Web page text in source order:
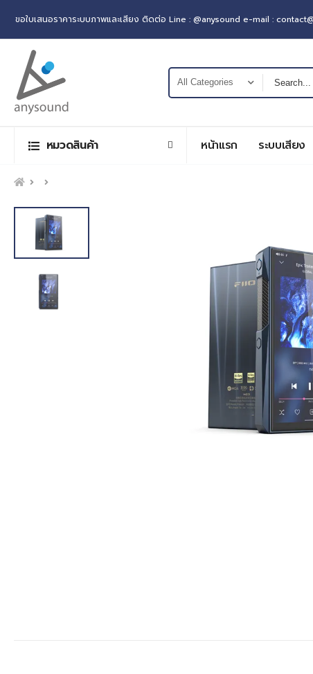
ขอใบเสนอราคาระบบภาพและเสียง ติดต่อ Line : @anysound e-mail :
หมวดสินค้า หน้าแรก ระบบเสียง
หน้าแรก